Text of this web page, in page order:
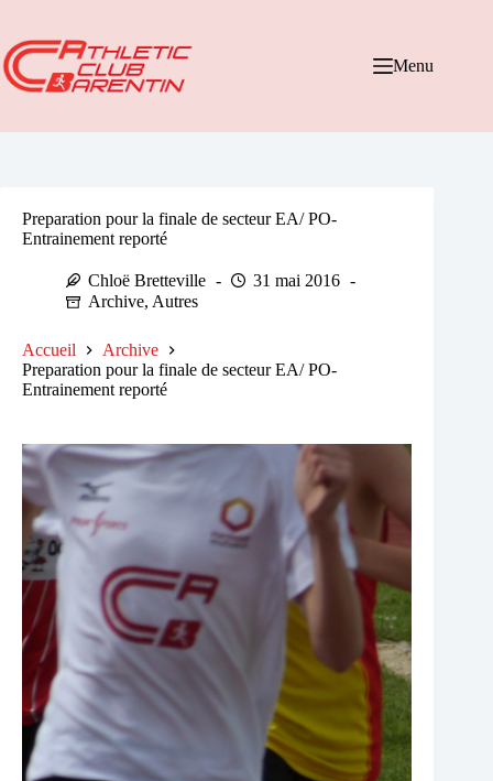
contenu
Menu
Preparation pour la finale de secteur EA/ PO-
Entrainement reporté
Chloë Bretteville
31 mai 2016
Archive, Autres
Accueil
Archive
Preparation pour la finale de secteur EA/ PO-
Entrainement reporté